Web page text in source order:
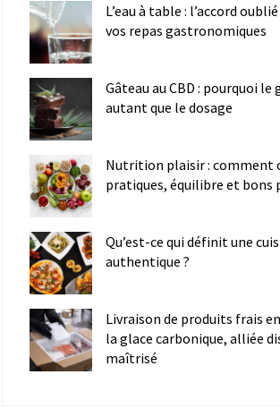
L’eau à table : l’accord
vos repas gastronomiques
Gâteau au CBD : pourquoi
autant que le dosage
Nutrition plaisir : comment
pratiques, équilibre et bons
Qu’est-ce qui définit une
authentique ?
Livraison de produits frais
la glace carbonique, alliée
maîtrisé